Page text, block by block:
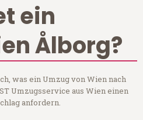
ein
Ålborg?
was ein Umzug von Wien nach
Umzugsservice aus Wien einen
anfordern.